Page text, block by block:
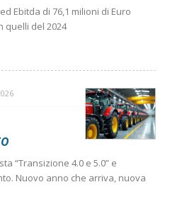
Ebitda di 76,1 milioni di Euro
quelli del 2024
“Transizione 4.0 e 5.0” e
Nuovo anno che arriva, nuova